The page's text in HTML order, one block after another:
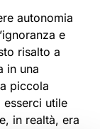
autonomia
e
risalto a
in una
piccola
utile
in realtà, era